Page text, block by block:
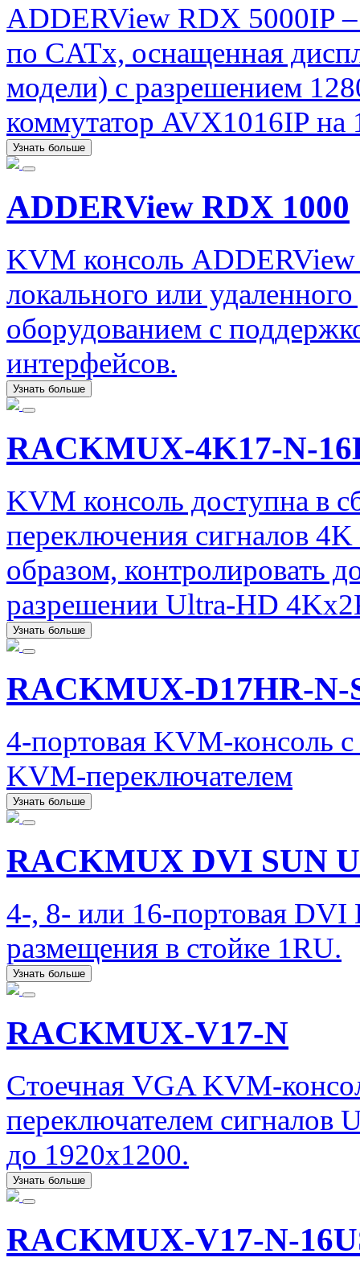
ADDERView RDX 5000IP
по CATx, оснащенная
модели) с разрешением
коммутатор AVX1016IP на
Узнать больше
ADDERView RDX 1000
KVM консоль
локального или
оборудованием с
интерфейсов.
Узнать больше
RACKMUX-4K17-N-
KVM консоль доступна в
переключения сигналов
образом, контролировать
разрешении Ultra-HD
Узнать больше
RACKMUX-D17HR-N-
4-портовая KVM-консоль
KVM-переключателем
Узнать больше
RACKMUX DVI SUN
4-, 8- или 16-портовая
размещения в стойке 1RU.
Узнать больше
RACKMUX-V17-N
Стоечная VGA KVM-
переключателем сигналов
до 1920x1200.
Узнать больше
RACKMUX-V17-N-